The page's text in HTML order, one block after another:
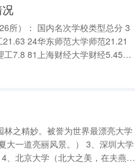
所）： 国内名次学校类型总分 3
24华东师范大学师范21.21
7.8 81上海财经大学财经5.45
之精妙。被誉为世界最漂亮大学
大一道亮丽风景。） 3、深圳大学
、北京大学（北大之美，在夫燕园